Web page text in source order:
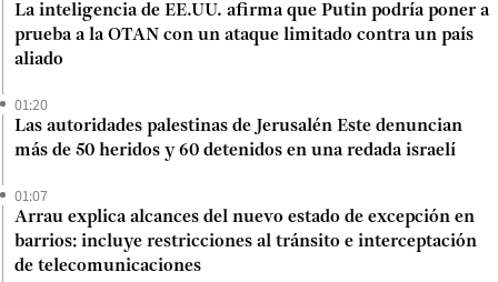
La inteligencia de EE.UU. afirma que Putin podría poner a
prueba a la OTAN con un ataque limitado contra un país
aliado
01:20
Las autoridades palestinas de Jerusalén Este denuncian
más de 50 heridos y 60 detenidos en una redada israelí
01:07
Arrau explica alcances del nuevo estado de excepción en
barrios: incluye restricciones al tránsito e interceptación
de telecomunicaciones